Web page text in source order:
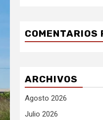
COMENTARIOS
ARCHIVOS
Agosto 2026
Julio 2026